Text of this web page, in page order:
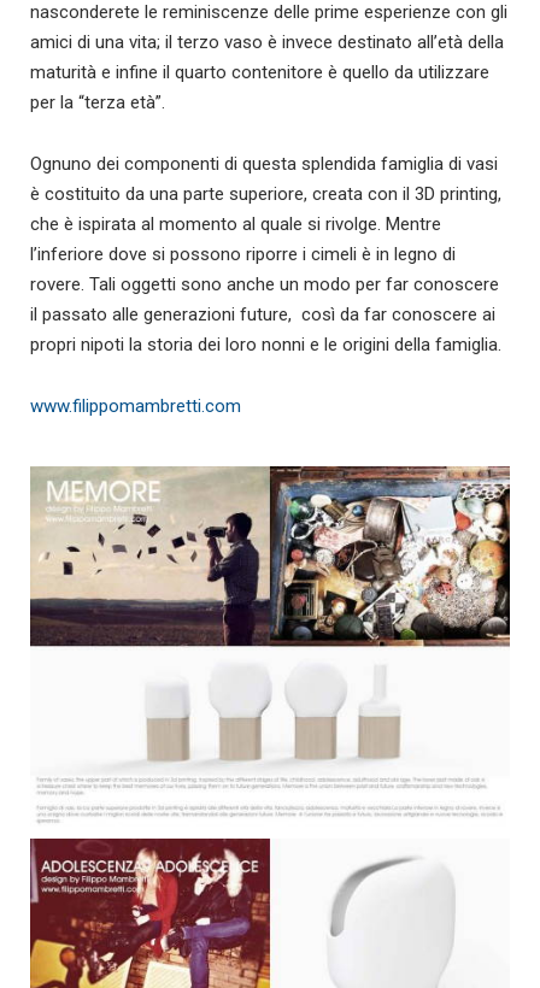
nasconderete le reminiscenze delle prime esperienze con gli
amici di una vita; il terzo vaso è invece destinato all’età della
maturità e infine il quarto contenitore è quello da utilizzare
per la “terza età”.
Ognuno dei componenti di questa splendida famiglia di vasi
è costituito da una parte superiore, creata con il 3D printing,
che è ispirata al momento al quale si rivolge. Mentre
l’inferiore dove si possono riporre i cimeli è in legno di
rovere. Tali oggetti sono anche un modo per far conoscere
il passato alle generazioni future, così da far conoscere ai
propri nipoti la storia dei loro nonni e le origini della famiglia.
www.filippomambretti.com